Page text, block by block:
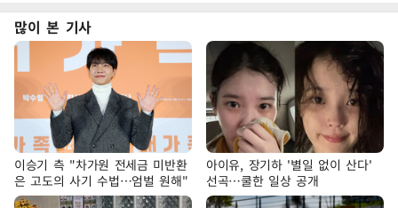
많이 본 기사
이승기 측 "차가원 전세금 미반환
은 고도의 사기 수법…엄벌 원해"
아이유, 장기하 '별일 없이 산다'
선곡…쿨한 일상 공개